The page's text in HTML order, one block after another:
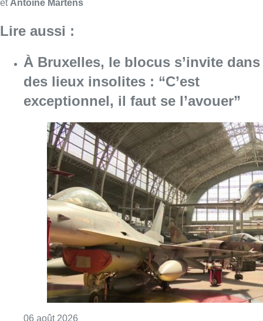
06 août 2026Consulter l'article "À Bruxelles, le blocus
Saint-Géry : un ancien bras de la
Senne et une ancienne brasserie
classés au patrimoine bruxellois